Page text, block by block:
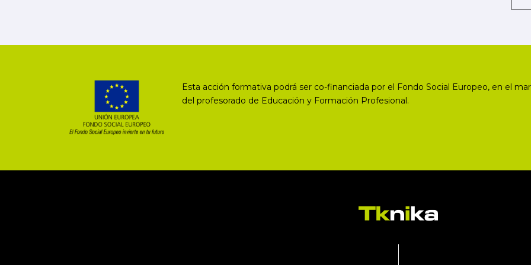
Esta acción formativa podrá ser co-financiada por el Fondo Social Europeo, en el
del profesorado de Educación y Formación Profesional.